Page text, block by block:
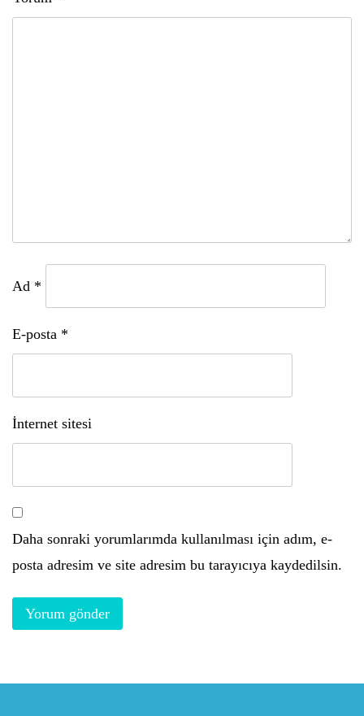
Ad *
E-posta *
İnternet sitesi
Daha sonraki yorumlarımda kullanılması için adım, e-
posta adresim ve site adresim bu tarayıcıya kaydedilsin.